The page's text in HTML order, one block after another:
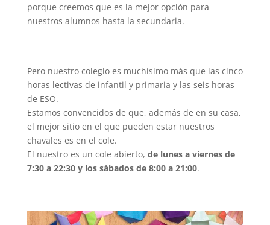
porque creemos que es la mejor opción para
nuestros alumnos hasta la secundaria.
Pero nuestro colegio es muchísimo más que las cinco
horas lectivas de infantil y primaria y las seis horas
de ESO.
Estamos convencidos de que, además de en su casa,
el mejor sitio en el que pueden estar nuestros
chavales es en el cole.
El nuestro es un cole abierto, de lunes a viernes de
7:30 a 22:30 y los sábados de 8:00 a 21:00.